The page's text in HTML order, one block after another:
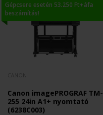
Gépcsere esetén 53.250 Ft+áfa
beszámítás!
Canon imagePROGRAF TM-
255 24in A1+ nyomtató
(6238C003)